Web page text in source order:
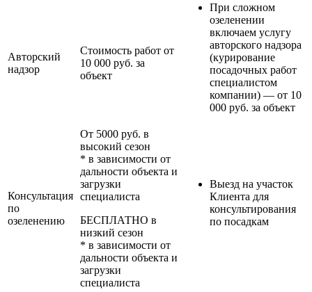
Авторский
надзор
Стоимость работ от
10 000 руб. за
объект
При сложном
озеленении
включаем услугу
авторского надзора
(курирование
посадочных работ
специалистом
компании) — от 10
000 руб. за объект
Консультация
по
озеленению
От 5000 руб. в
высокий сезон
* в зависимости от
дальности объекта и
загрузки
специалиста
БЕСПЛАТНО в
низкий сезон
* в зависимости от
дальности объекта и
загрузки
специалиста
Выезд на участок
Клиента для
консультирования
по посадкам